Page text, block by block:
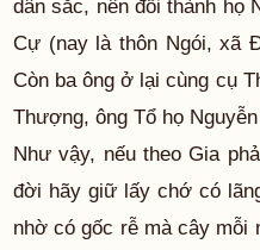
dân sắc, nên đổi thành họ
Cự (nay là thôn Ngói, xã
Còn ba ông ở lại cùng cụ
Thượng, ông Tổ họ
Như vậy, nếu theo Gia
đời hãy giữ lấy chớ có
nhờ có gốc rễ mà cây mỗi